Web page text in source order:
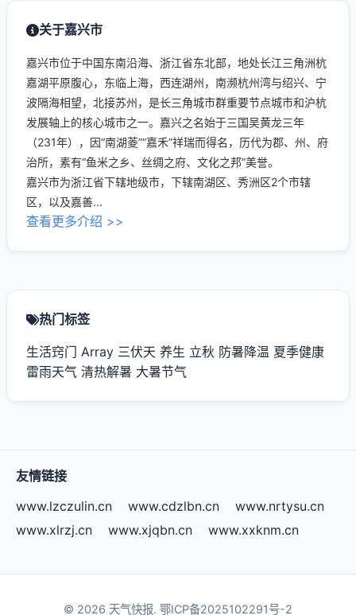
关于嘉兴市
嘉兴市位于中国东南沿海、浙江省东北部，地处长江三角洲杭
嘉湖平原腹心，东临上海，西连湖州，南濒杭州湾与绍兴、宁
波隔海相望，北接苏州，是长三角城市群重要节点城市和沪杭
发展轴上的核心城市之一。嘉兴之名始于三国吴黄龙三年
（231年），因“南湖菱”“嘉禾”祥瑞而得名，历代为郡、州、府
治所，素有“鱼米之乡、丝绸之府、文化之邦”美誉。
嘉兴市为浙江省下辖地级市，下辖南湖区、秀洲区2个市辖
区，以及嘉善...
查看更多介绍 >>
热门标签
生活窍门 Array 三伏天 养生 立秋 防暑降温 夏季健康
雷雨天气 清热解暑 大暑节气
友情链接
www.lzczulin.cn
www.cdzlbn.cn
www.nrtysu.cn
www.xlrzj.cn
www.xjqbn.cn www.xxknm.cn
© 2026 天气快报. 鄂ICP备2025102291号-2